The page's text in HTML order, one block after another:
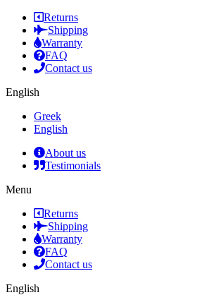
Returns
Shipping
Warranty
FAQ
Contact us
English
Greek
English
About us
Testimonials
Menu
Returns
Shipping
Warranty
FAQ
Contact us
English